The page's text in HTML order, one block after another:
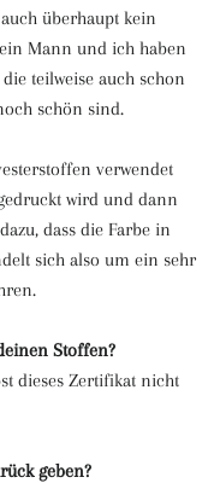
überhaupt kein
Mann und ich haben
teilweise auch schon
schön sind.
verwendet
wird und dann
dass die Farbe in
sich also um ein sehr
Stoffen?
dieses Zertifikat nicht
geben?